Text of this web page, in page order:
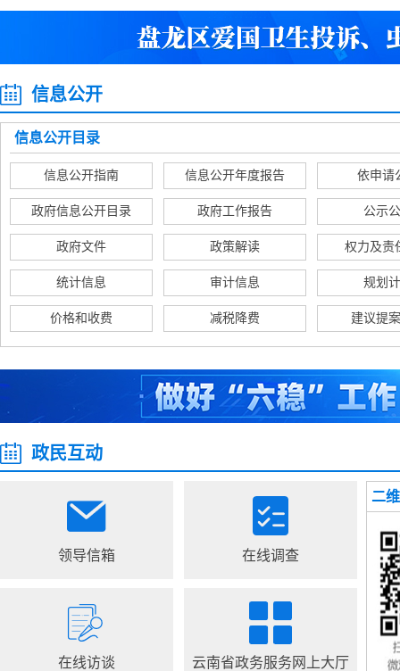
信息公开
信息公开目录
信息公开指南 信息公开年度报告 依申请
政府信息公开目录 政府工作报告 公示
政府文件 政策解读 权力及责
统计信息 审计信息 规划
价格和收费 减税降费 建议提
政民互动
领导信箱 在线调查
云南省政务服务网上大厅
在线访谈
二